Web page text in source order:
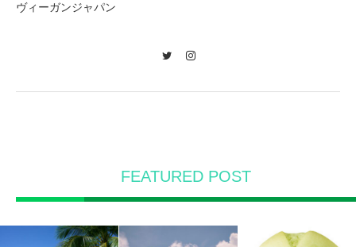
ヴィーガンジャパン
FEATURED POST